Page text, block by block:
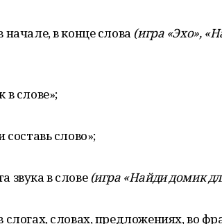
начале, в конце слова (игра «Эхо»,
в слове»;
составь слово»;
звука в слове (игра «Найдидомик
слогах, словах, предложениях, во